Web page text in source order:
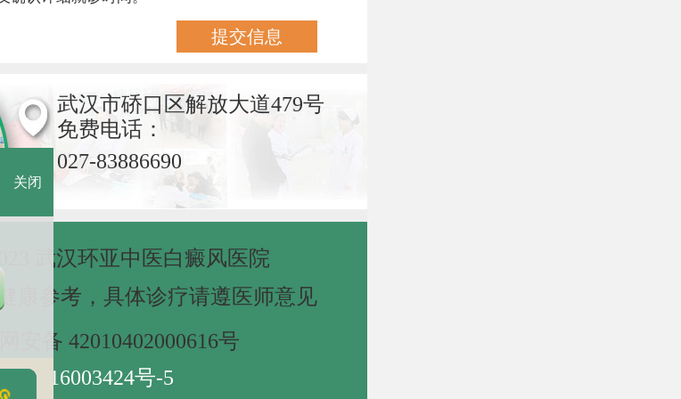
武汉市硚口区解放大道479号
免费电话：
027-83886690
武汉环亚中医白癜风医院
康参考，具体诊疗请遵医师意见
网安备 42010402000616号
备16003424号-5
关闭